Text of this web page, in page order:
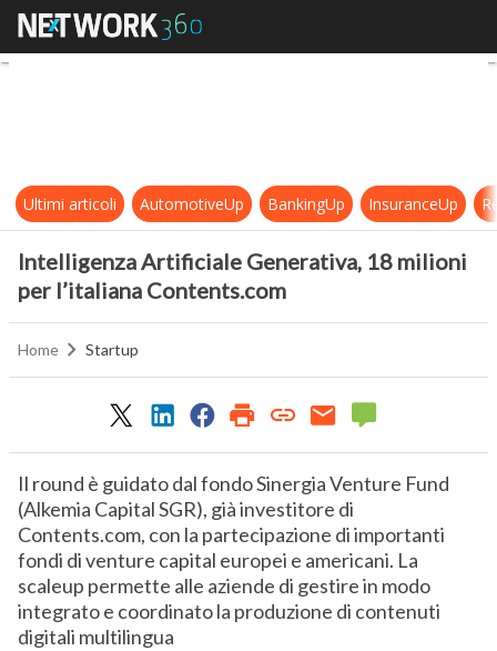
Intelligenza Artificiale
Ultimi articoli AutomotiveUp BankingUp InsuranceUp
Intelligenza Artificiale Generativa, 18 milioni
per l’italiana Contents.com
Home Startup
Il round è guidato dal fondo Sinergia Venture Fund
(Alkemia Capital SGR), già investitore di
Contents.com, con la partecipazione di importanti
fondi di venture capital europei e americani. La
scaleup permette alle aziende di gestire in modo
integrato e coordinato la produzione di contenuti
digitali multilingua